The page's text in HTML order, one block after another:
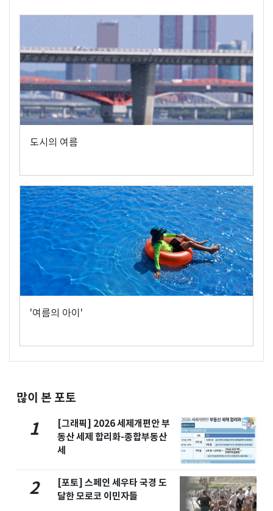
도시의 여름
'여름의 아이'
많이 본 포토
1
[그래픽] 2026 세제개편안 부
동산 세제 합리화-종합부동산
세
2
[포토] 스페인 세우타 국경 도
달한 모로코 이민자들